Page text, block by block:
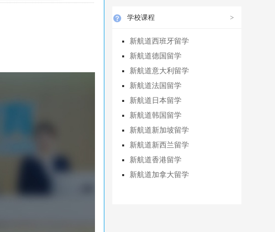
学校课程 >
新航道西班牙留学
新航道德国留学
新航道意大利留学
新航道法国留学
新航道日本留学
新航道韩国留学
新航道新加坡留学
新航道新西兰留学
新航道香港留学
新航道加拿大留学